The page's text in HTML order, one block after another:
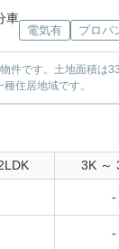
車
電気有 プロパ
件です。土地面積は
住居地域です。
3K ～
-
-